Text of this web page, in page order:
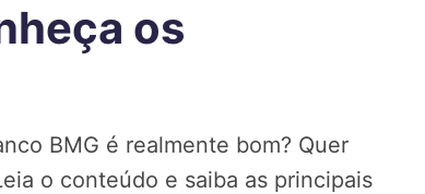
os
BMG é realmente bom? Quer
o conteúdo e saiba as principais